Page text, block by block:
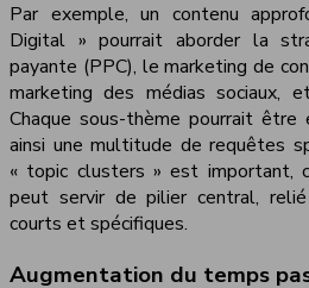
Par exemple, un contenu
Digital » pourrait aborder la
payante (PPC), le marketing de
marketing des médias sociaux,
Chaque sous-thème pourrait
ainsi une multitude de requêtes
« topic clusters » est important,
peut servir de pilier central,
courts et spécifiques.
Augmentation du temps